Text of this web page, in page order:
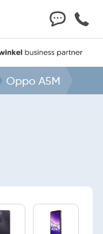
Oppo A5M